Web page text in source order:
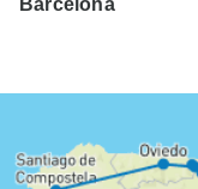
Barcelona